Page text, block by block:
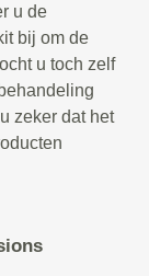
u de
bij om de
u toch zelf
zeker dat het